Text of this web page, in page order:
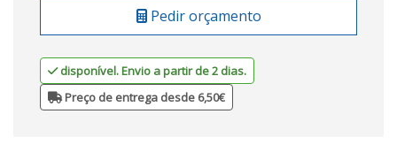
Pedir orçamento
disponível. Envio a partir de 2 dias.
Preço de entrega desde 6,50€